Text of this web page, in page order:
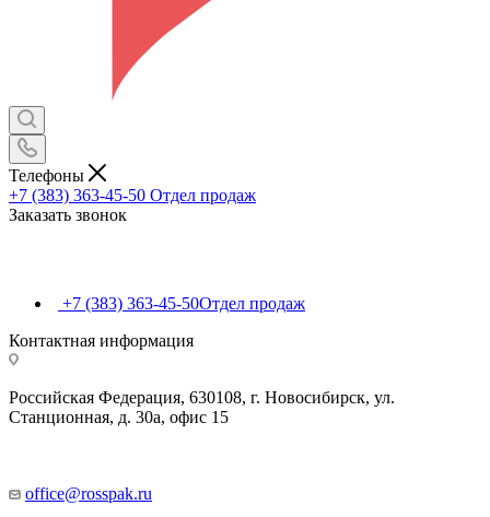
Телефоны
+7 (383) 363-45-50 Отдел продаж
Заказать звонок
+7 (383) 363-45-50Отдел продаж
Контактная информация
Российская Федерация, 630108, г. Новосибирск, ул.
Станционная, д. 30а, офис 15
office@rosspak.ru